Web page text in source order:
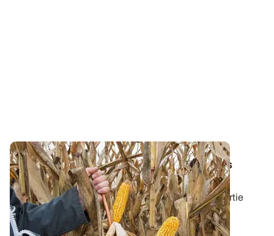
Le maïs grain, une alternative aux cultures
d’hiver non semées
Dans les parcelles où les semis d’automne et de sortie
d'hiver n’ont pas pu être réalisés...
27 FÉVR. 2020